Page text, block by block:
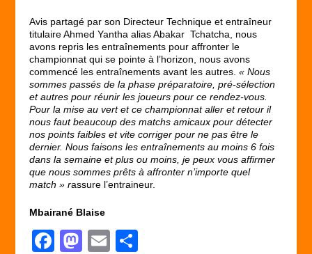
Avis partagé par son Directeur Technique et entraîneur
titulaire Ahmed Yantha alias Abakar Tchatcha, nous
avons repris les entraînements pour affronter le
championnat qui se pointe à l’horizon, nous avons
commencé les entraînements avant les autres. « Nous
sommes passés de la phase préparatoire, pré-sélection
et autres pour réunir les joueurs pour ce rendez-vous.
Pour la mise au vert et ce championnat aller et retour il
nous faut beaucoup des matchs amicaux pour détecter
nos points faibles et vite corriger pour ne pas être le
dernier. Nous faisons les entraînements au moins 6 fois
dans la semaine et plus ou moins, je peux vous affirmer
que nous sommes prêts à affronter n’importe quel
match » rassure l’entraineur.
Mbairané Blaise
F
M
E